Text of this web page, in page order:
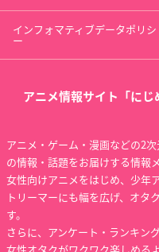
インフォマティブデータポリシ
ー
アニメ情報サイト「にじ
アニメ・ゲーム・漫画などの2
の情報・話題をお届けする情報
女性向けアニメをはじめ、少年
トリーマーにも幅を広げ、オタ
す。
さらに、アンケート・ランキン